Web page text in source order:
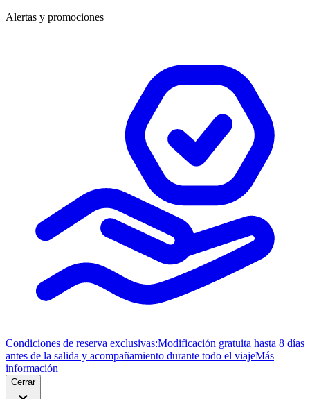
Alertas y promociones
Condiciones de reserva exclusivas:Modificación gratuita hasta 8 días
antes de la salida y acompañamiento durante todo el viajeMás
información
Cerrar